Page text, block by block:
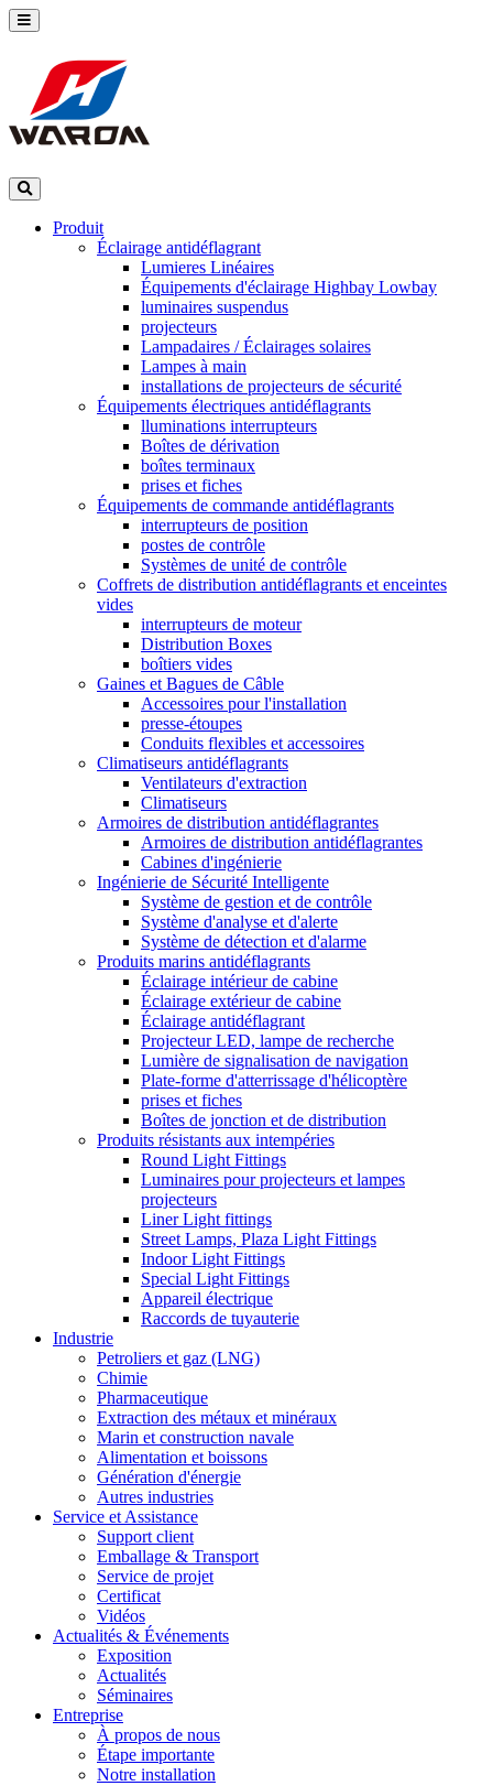
Produit
Éclairage antidéflagrant
Lumieres Linéaires
Équipements d'éclairage Highbay Lowbay
luminaires suspendus
projecteurs
Lampadaires / Éclairages solaires
Lampes à main
installations de projecteurs de sécurité
Équipements électriques antidéflagrants
lluminations interrupteurs
Boîtes de dérivation
boîtes terminaux
prises et fiches
Équipements de commande antidéflagrants
interrupteurs de position
postes de contrôle
Systèmes de unité de contrôle
Coffrets de distribution antidéflagrants et enceintes
vides
interrupteurs de moteur
Distribution Boxes
boîtiers vides
Gaines et Bagues de Câble
Accessoires pour l'installation
presse-étoupes
Conduits flexibles et accessoires
Climatiseurs antidéflagrants
Ventilateurs d'extraction
Climatiseurs
Armoires de distribution antidéflagrantes
Armoires de distribution antidéflagrantes
Cabines d'ingénierie
Ingénierie de Sécurité Intelligente
Système de gestion et de contrôle
Système d'analyse et d'alerte
Système de détection et d'alarme
Produits marins antidéflagrants
Éclairage intérieur de cabine
Éclairage extérieur de cabine
Éclairage antidéflagrant
Projecteur LED, lampe de recherche
Lumière de signalisation de navigation
Plate-forme d'atterrissage d'hélicoptère
prises et fiches
Boîtes de jonction et de distribution
Produits résistants aux intempéries
Round Light Fittings
Luminaires pour projecteurs et lampes
projecteurs
Liner Light fittings
Street Lamps, Plaza Light Fittings
Indoor Light Fittings
Special Light Fittings
Appareil électrique
Raccords de tuyauterie
Industrie
Petroliers et gaz (LNG)
Chimie
Pharmaceutique
Extraction des métaux et minéraux
Marin et construction navale
Alimentation et boissons
Génération d'énergie
Autres industries
Service et Assistance
Support client
Emballage & Transport
Service de projet
Certificat
Vidéos
Actualités & Événements
Exposition
Actualités
Séminaires
Entreprise
À propos de nous
Étape importante
Notre installation